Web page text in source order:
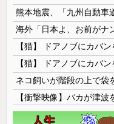
【衝撃映像】バカが津